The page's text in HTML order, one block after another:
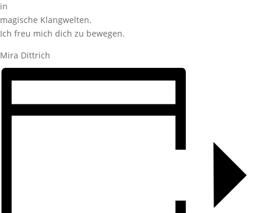
in
magische Klangwelten.
Ich freu mich dich zu bewegen.
Mira Dittrich